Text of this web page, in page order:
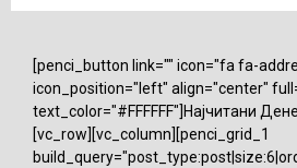
[penci_button link="" icon="fa fa-
icon_position="left" align="center"
text_color="#FFFFFF"]Најчитани
[vc_row][vc_column][penci_grid_1